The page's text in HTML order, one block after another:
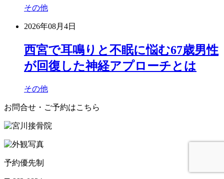
その他
2026年08月4日
西宮で耳鳴りと不眠に悩む67歳男性
が回復した神経アプローチとは
その他
お問合せ・ご予約はこちら
予約優先制